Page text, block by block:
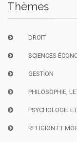
Thèmes
DROIT
SCIENCES
GESTION
PHILOSOPHIE,
PSYCHOLOGIE
RELIGION ET